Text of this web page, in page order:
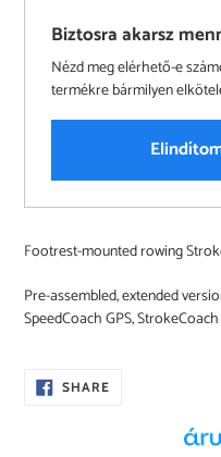
Biztosra akarsz
Nézd meg elérhető-e
termékre bármilyen
product
your
cart
Footrest-mounted rowing
Pre-assembled, extended
SpeedCoach GPS,
SHARESHARE
ON